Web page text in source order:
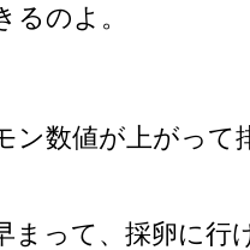
るのよ。
ン数値が上がって
まって、採卵に行